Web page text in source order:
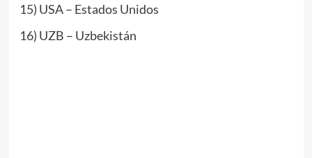
15) USA – Estados Unidos
16) UZB – Uzbekistán